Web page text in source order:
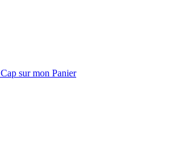
Cap sur mon Panier